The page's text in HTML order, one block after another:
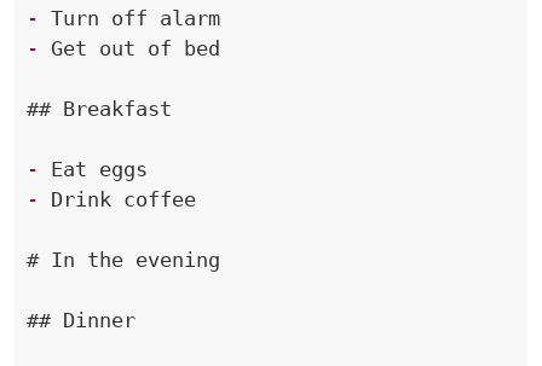
-
Turn off alarm
-
## Breakfast
-
-
Drink coffee
# In the evening
## Dinner